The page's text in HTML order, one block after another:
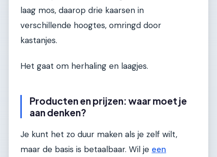
laag mos, daarop drie kaarsen in
verschillende hoogtes, omringd door
kastanjes.
Het gaat om herhaling en laagjes.
Producten en prijzen: waar moet je
aan denken?
Je kunt het zo duur maken als je zelf wilt,
maar de basis is betaalbaar. Wil je een